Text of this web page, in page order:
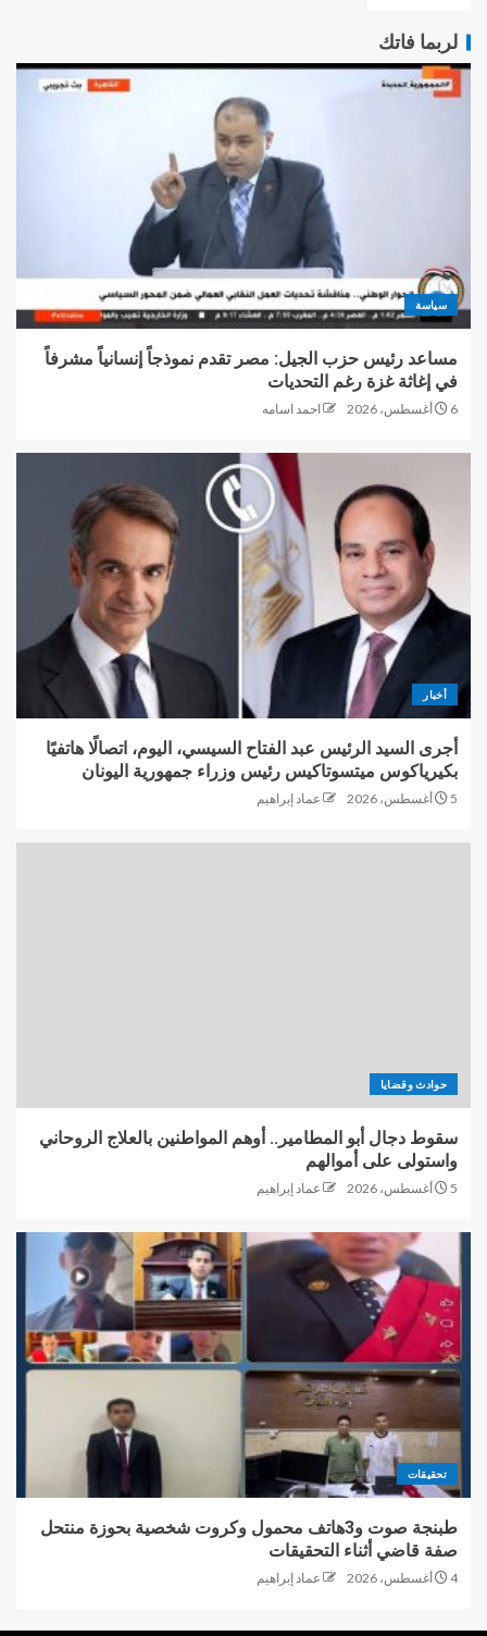
لربما فاتك
سياسة
مساعد رئيس حزب الجيل: مصر تقدم نموذجاً إنسانياً مشرفاً
في إغاثة غزة رغم التحديات
6 أغسطس، 2026 احمد اسامه
أخبار
أجرى السيد الرئيس عبد الفتاح السيسي، اليوم، اتصالًا هاتفيًا
بكيرياكوس ميتسوتاكيس رئيس وزراء جمهورية اليونان
5 أغسطس، 2026 عماد إبراهيم
حوادث وقضايا
سقوط دجال أبو المطامير.. أوهم المواطنين بالعلاج الروحاني
واستولى على أموالهم
5 أغسطس، 2026 عماد إبراهيم
تحقيقات
طبنجة صوت و3هاتف محمول وكروت شخصية بحوزة منتحل
صفة قاضي أثناء التحقيقات
4 أغسطس، 2026 عماد إبراهيم